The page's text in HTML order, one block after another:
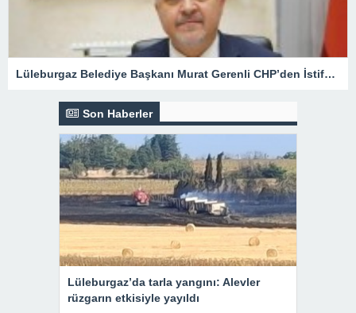
Lüleburgaz Belediye Başkanı Murat Gerenli CHP’den İstifa Etti
Son Haberler
Lüleburgaz’da tarla yangını: Alevler
rüzgarın etkisiyle yayıldı